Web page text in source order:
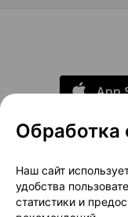
О
Размещение
Обработка
Наш сайт
удобства
статистики и